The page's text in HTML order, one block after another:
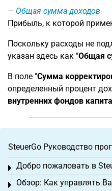
Общая сумма доходов
Прибыль, к которой
Поскольку расходы не
указан здесь как "Общая
В поле "Сумма
определенный процент
внутренних фондов
SteuerGo Руководство
Добро пожаловать в
Toggle menu
Обзор: Как управлять
Toggle menu